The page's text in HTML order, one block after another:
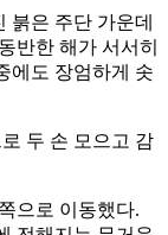
붉은 주단 가운데
반한 해가 서서히
에도 장엄하게 솟
두 손 모으고 감
으로 이동했다.